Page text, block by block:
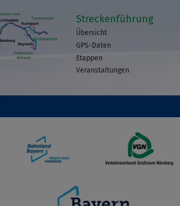
Streckenführung
Übersicht
GPS-Daten
Etappen
Veranstaltungen